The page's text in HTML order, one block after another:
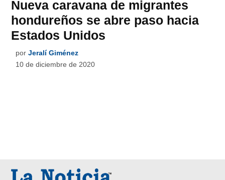
Nueva caravana de migrantes
hondureños se abre paso hacia
Estados Unidos
por Jeralí Giménez
10 de diciembre de 2020